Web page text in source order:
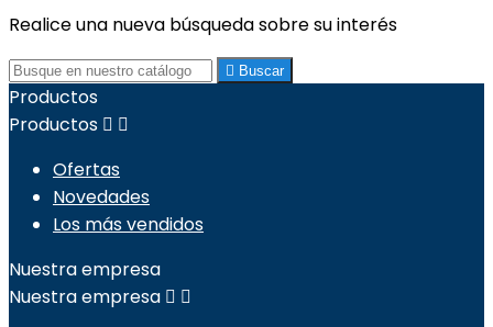
Realice una nueva búsqueda sobre su interés
 Buscar
Productos
Productos  
Ofertas
Novedades
Los más vendidos
Nuestra empresa
Nuestra empresa  